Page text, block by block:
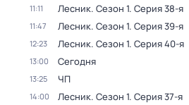
11:11 Лесник. Сезон 1. Серия 38-я
11:47 Лесник. Сезон 1. Серия 39-я
12:23 Лесник. Сезон 1. Серия 40-я
13:00 Сегодня
13:25 ЧП
14:00 Лесник. Сезон 1. Серия 37-я